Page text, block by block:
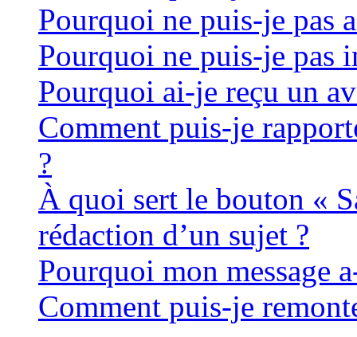
Pourquoi ne puis-je pas
Pourquoi ne puis-je pas
Pourquoi ai-je reçu un
Comment puis-je
?
À quoi sert le bouton «
rédaction d’un sujet ?
Pourquoi mon message
Comment puis-je